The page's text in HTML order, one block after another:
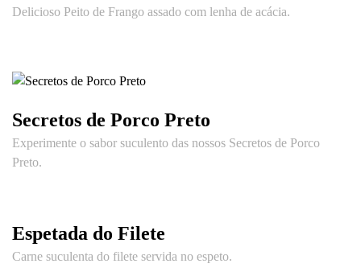
Delicioso Peito de Frango assado com lenha de acácia.
Secretos de Porco Preto
Experimente o sabor suculento das nossos Secretos de Porco
Preto.
Espetada do Filete
Carne suculenta do filete servida no espeto.